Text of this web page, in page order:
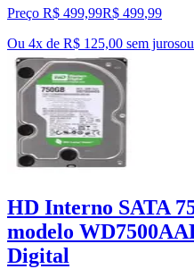
Preço R$ 499,99R$ 499,99
Ou 4x de R$ 125,00 sem jurosou
HD Interno SATA
modelo
Digital